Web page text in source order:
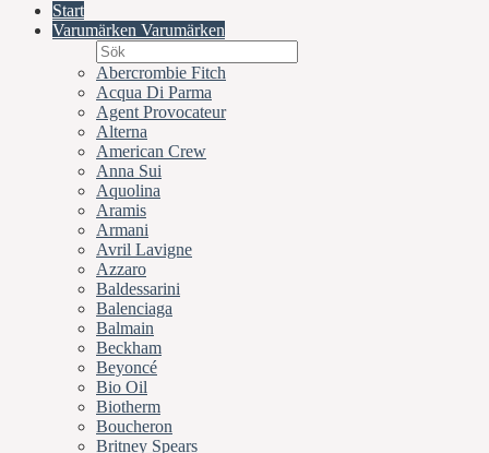
Start
Varumärken Varumärken
Abercrombie Fitch
Acqua Di Parma
Agent Provocateur
Alterna
American Crew
Anna Sui
Aquolina
Aramis
Armani
Avril Lavigne
Azzaro
Baldessarini
Balenciaga
Balmain
Beckham
Beyoncé
Bio Oil
Biotherm
Boucheron
Britney Spears